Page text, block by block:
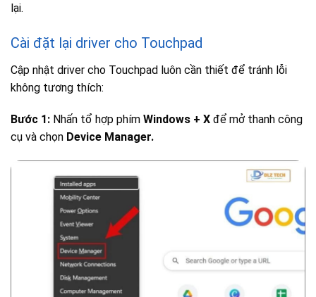
lại.
Cài đặt lại driver cho Touchpad
Cập nhật driver cho Touchpad luôn cần thiết để tránh lỗi
không tương thích:
Bước 1: Nhấn tổ hợp phím Windows + X để mở thanh công
cụ và chọn Device Manager.